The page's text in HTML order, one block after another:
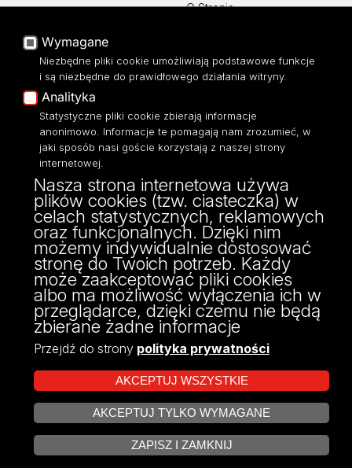
Baza Aktów Własnych
Moodle
Eksperci UŁ
Polityka Prywatności
Dostępność
O Stronie
ul. Narutowicza 68, 90-136 Łódź
NIP: 724 000 32 43
Adres do doręczeń elektronicznych (ADE):
AE:PL-74796-17640-IHHIV-17
KONTAKT
Projekt Multiportalu UŁ współfinansowany z funduszy Unii Europejskiej w
ramach konkursu NCBR
Wymagane
Niezbędne pliki cookie umożliwiają podstawowe funkcje
i są niezbędne do prawidłowego działania witryny.
Analityka
Statystyczne pliki cookie zbierają informacje
anonimowo. Informacje te pomagają nam zrozumieć, w
jaki sposób nasi goście korzystają z naszej strony
internetowej.
Nasza strona internetowa używa
plików cookies (tzw. ciasteczka) w
celach statystycznych, reklamowych
oraz funkcjonalnych. Dzięki nim
możemy indywidualnie dostosować
stronę do Twoich potrzeb. Każdy
może zaakceptować pliki cookies
albo ma możliwość wyłączenia ich w
przeglądarce, dzięki czemu nie będą
zbierane żadne informacje
Przejdź do strony polityka prywatności
AKCEPTUJ WSZYSTKIE
AKCEPTUJ TYLKO WYMAGANE
ZAPISZ I ZAMKNIJ
ZARZĄDZAJ COOKIES